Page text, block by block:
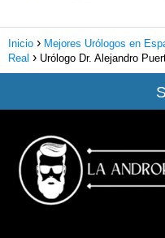
Inicio Mejores Urólogos en
Real
Urólogo Dr. Alejandro